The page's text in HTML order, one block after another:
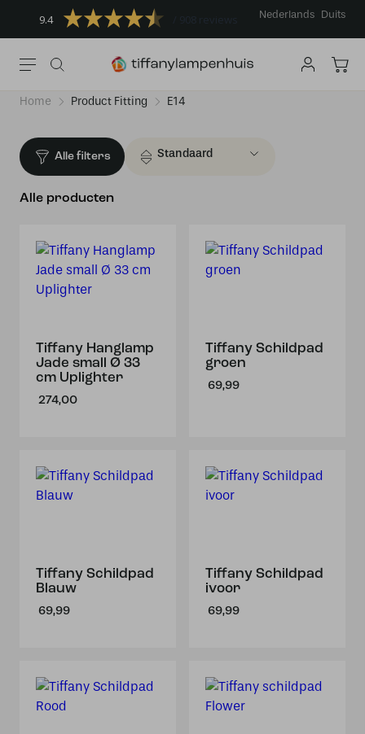
9.4 Nederlands Duits
Home Product Fitting E14
Alle filters
Alle producten
Tiffany Hanglamp
Jade small Ø 33
cm Uplighter
274,00
Tiffany Schildpad
groen
69,99
Tiffany Schildpad
Blauw
69,99
Tiffany Schildpad
ivoor
69,99